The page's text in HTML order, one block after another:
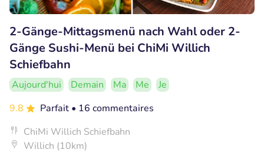
2-Gänge-Mittagsmenü nach Wahl oder 2-
Gänge Sushi-Menü bei ChiMi Willich
Schiefbahn
Aujourd'hui Demain Ma Me
Je
9.8
Parfait • 16 commentaires
ChiMi Willich Schiefbahn
Willich (10km)